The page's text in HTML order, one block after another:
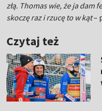
złą. Thomas wie, że ja dam
skoczę raz i rzucę to w kąt–
Czytaj też